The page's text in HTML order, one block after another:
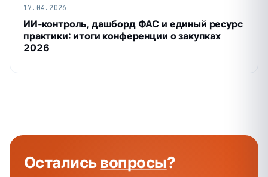
17.04.2026
ИИ‑контроль, дашборд ФАС и единый ресурс
практики: итоги конференции о закупках
2026
Осталисьвопросы?